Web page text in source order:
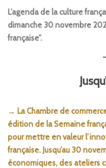
L’agenda de la culture
dimanche 30 novembre
française”.
→ La Chambre de
édition de la Semaine
pour mettre en valeur
française. Jusqu’au 30
économiques, des ateliers